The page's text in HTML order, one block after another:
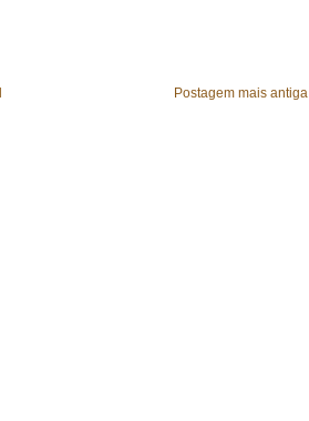
Postagem mais antiga